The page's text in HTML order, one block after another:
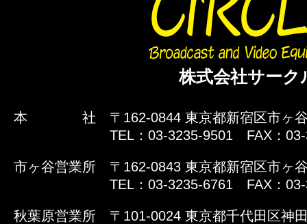
株式会社サーク
本 社
〒162-0844 東京都新宿区市ヶ
TEL：03-3235-9501 FAX：
市ヶ谷営業所
〒162-0843 東京都新宿区市ヶ
TEL：03-3235-6761 FAX：
秋葉原営業所 〒101-0024 東京都千代田区神